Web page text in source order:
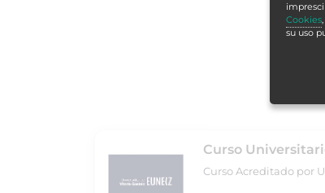
Curso
Curso Acreditado por
Cookies
su uso